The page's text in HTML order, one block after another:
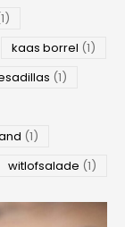
kaas borrel (1)
(1)
(1)
witlofsalade (1)